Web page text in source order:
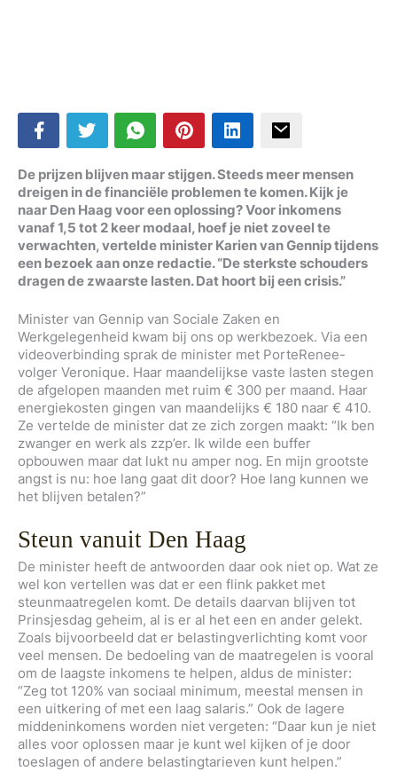
De prijzen blijven maar stijgen. Steeds meer mensen
dreigen in de financiële problemen te komen. Kijk je
naar Den Haag voor een oplossing? Voor inkomens
vanaf 1,5 tot 2 keer modaal, hoef je niet zoveel te
verwachten, vertelde minister Karien van Gennip tijdens
een bezoek aan onze redactie. “De sterkste schouders
dragen de zwaarste lasten. Dat hoort bij een crisis.”
Minister van Gennip van Sociale Zaken en
Werkgelegenheid kwam bij ons op werkbezoek. Via een
videoverbinding sprak de minister met PorteRenee-
volger Veronique. Haar maandelijkse vaste lasten stegen
de afgelopen maanden met ruim € 300 per maand. Haar
energiekosten gingen van maandelijks € 180 naar € 410.
Ze vertelde de minister dat ze zich zorgen maakt: “Ik ben
zwanger en werk als zzp’er. Ik wilde een buffer
opbouwen maar dat lukt nu amper nog. En mijn grootste
angst is nu: hoe lang gaat dit door? Hoe lang kunnen we
het blijven betalen?”
Steun vanuit Den Haag
De minister heeft de antwoorden daar ook niet op. Wat ze
wel kon vertellen was dat er een flink pakket met
steunmaatregelen komt. De details daarvan blijven tot
Prinsjesdag geheim, al is er al het een en ander gelekt.
Zoals bijvoorbeeld dat er belastingverlichting komt voor
veel mensen. De bedoeling van de maatregelen is vooral
om de laagste inkomens te helpen, aldus de minister:
“Zeg tot 120% van sociaal minimum, meestal mensen in
een uitkering of met een laag salaris.” Ook de lagere
middeninkomens worden niet vergeten: “Daar kun je niet
alles voor oplossen maar je kunt wel kijken of je door
toeslagen of andere belastingtarieven kunt helpen.”